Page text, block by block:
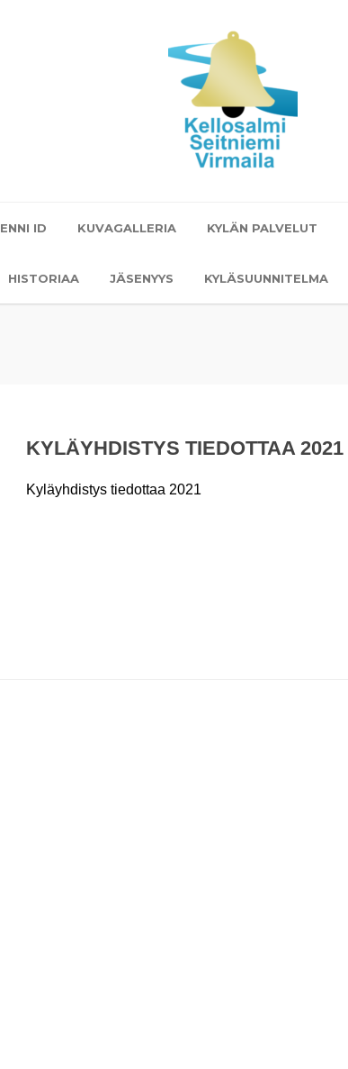
ENNI ID KUVAGALLERIA KYLÄN PALVELUT
HISTORIAA JÄSENYYS KYLÄSUUNNITELMA
KYLÄYHDISTYS TIEDOTTAA 2021
Kyläyhdistys tiedottaa 2021